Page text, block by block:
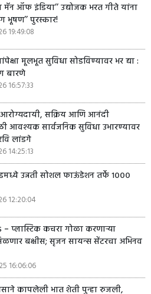
मॅन ऑफ इंडिया’’ उद्योजक भरत गीते यांना
भूषण’’ पुरस्कार!
19:49:08
मूलभूत सुविधा सोडविण्यावर भर द्या :
बारणे
16:57:33
आरोग्यदायी, सक्रिय आणि आनंदी
आवश्यक सार्वजनिक सुविधा उभारण्यावर
लांडगे
14:25:13
उन्नती सोशल फाऊंडेशन तर्फे १०००
12:20:04
– प्लास्टिक कचरा गोळा करणाऱ्या
मिळणार बक्षीस; सृजन सायन्स सेंटरचा अभिनव
16:06:06
कापलेली भात शेती पुन्हा रुजली,